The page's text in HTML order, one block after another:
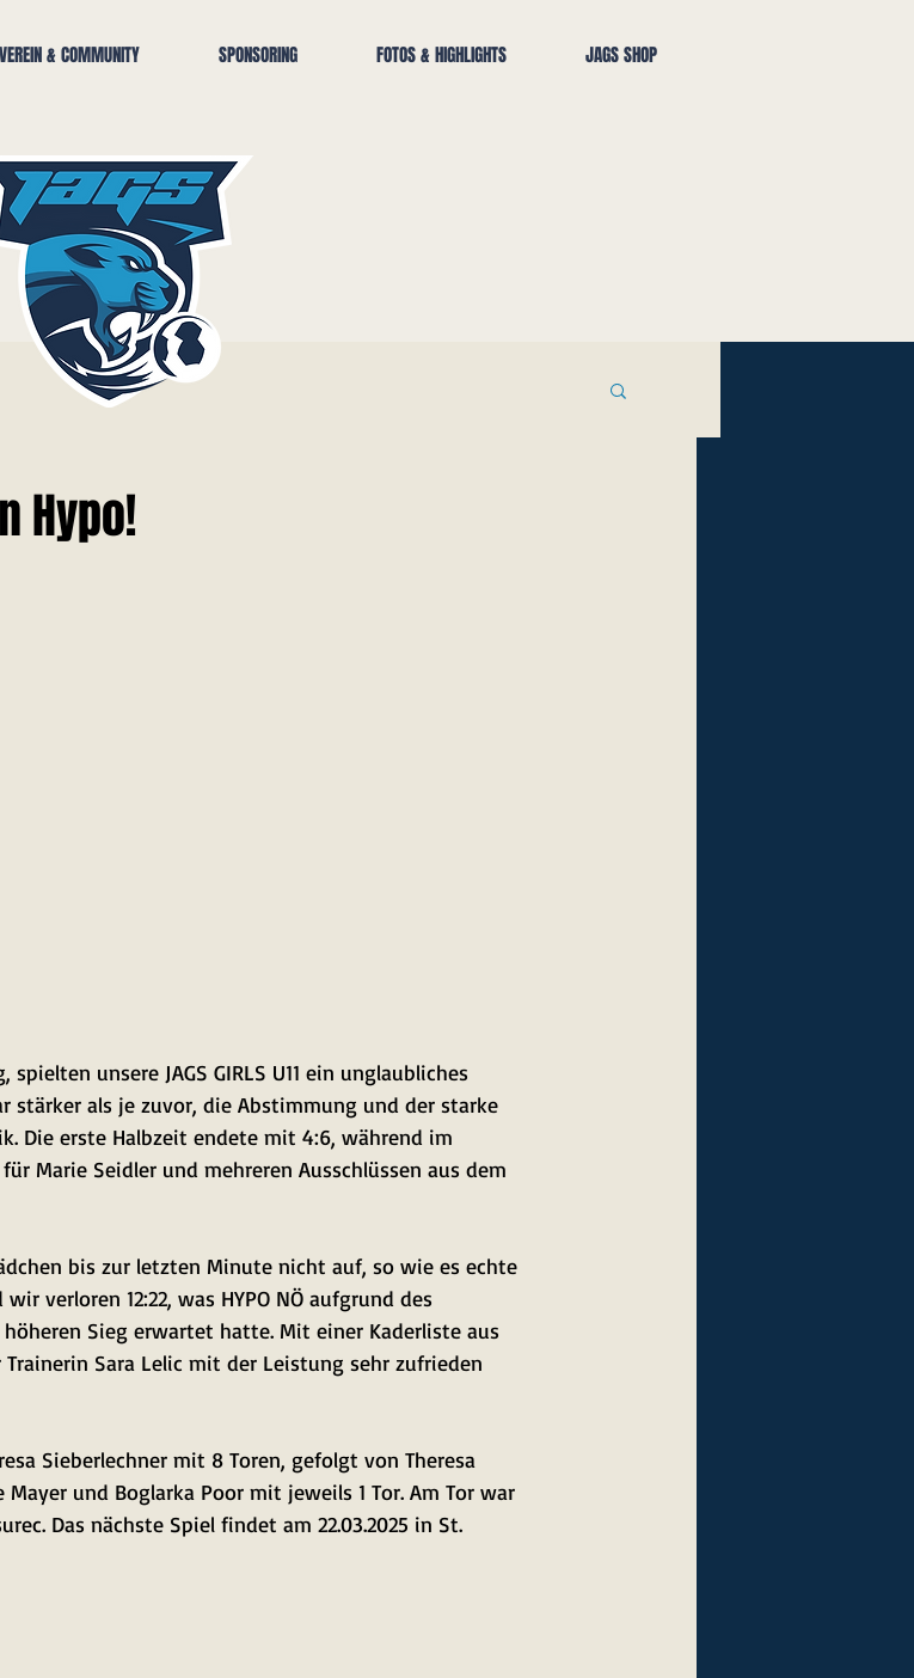
VEREIN & COMMUNITY SPONSORING FOTOS & HIGHLIGHTS JAGS SHOP
Hypo!
unsere JAGS GIRLS U11 ein unglaubliches
stärker als je zuvor, die Abstimmung und der starke
Die erste Halbzeit endete mit 4:6, während im
Marie Seidler und mehreren Ausschlüssen aus dem
bis zur letzten Minute nicht auf, so wie es echte
verloren 12:22, was HYPO NÖ aufgrund des
Sieg erwartet hatte. Mit einer Kaderliste aus
Trainerin Sara Lelic mit der Leistung sehr zufrieden
Sieberlechner mit 8 Toren, gefolgt von Theresa
und Boglarka Poor mit jeweils 1 Tor. Am Tor war
Das nächste Spiel findet am 22.03.2025 in St.